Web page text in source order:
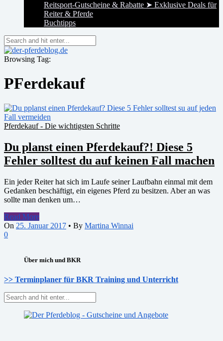
Reitsport-Gutscheine & Rabatte ➤ Exklusive Deals für
Reiter & Pferde
Buchtipps
Browsing Tag:
PFerdekauf
Pferdekauf - Die wichtigsten Schritte
Du planst einen Pferdekauf?! Diese 5
Fehler solltest du auf keinen Fall machen
Ein jeder Reiter hat sich im Laufe seiner Laufbahn einmal mit dem
Gedanken beschäftigt, ein eigenes Pferd zu besitzen. Aber an was
sollte man denken um…
Read More
On 25. Januar 2017 • By Martina Winnai
0
Über mich und BKR
>> Terminplaner für BKR Training und Unterricht